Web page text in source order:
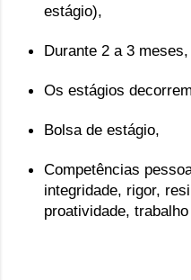
estágio),
Durante 2 a 3 meses,
Os estágios
Bolsa de estágio,
Competências
integridade, rigor,
proatividade,